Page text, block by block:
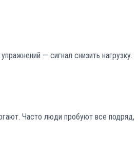
— сигнал снизить нагрузку.
Часто люди пробуют все подряд,